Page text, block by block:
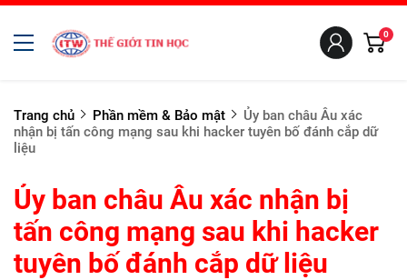
0
Trang chủ Phần mềm & Bảo mật
Ủy ban châu Âu xác
nhận bị tấn công mạng sau khi hacker tuyên bố đánh cắp dữ
liệu
Ủy ban châu Âu xác nhận bị
tấn công mạng sau khi hacker
tuyên bố đánh cắp dữ liệu